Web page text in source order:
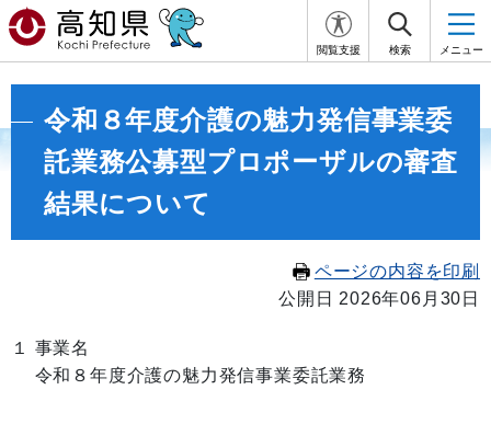
閲覧支援 検索 メニュー
令和８年度介護の魅力発信事業委
託業務公募型プロポーザルの審査
結果について
ページの内容を印刷
公開日 2026年06月30日
１ 事業名
令和８年度介護の魅力発信事業委託業務